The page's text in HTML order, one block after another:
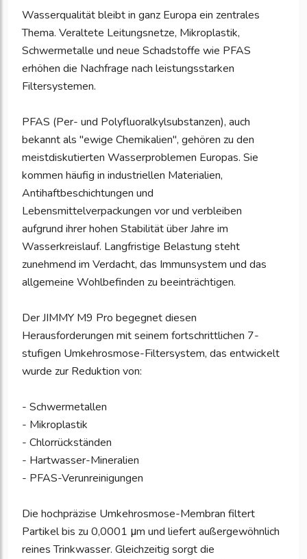
Wasserqualität bleibt in ganz Europa ein zentrales
Thema. Veraltete Leitungsnetze, Mikroplastik,
Schwermetalle und neue Schadstoffe wie PFAS
erhöhen die Nachfrage nach leistungsstarken
Filtersystemen.
PFAS (Per- und Polyfluoralkylsubstanzen), auch
bekannt als "ewige Chemikalien", gehören zu den
meistdiskutierten Wasserproblemen Europas. Sie
kommen häufig in industriellen Materialien,
Antihaftbeschichtungen und
Lebensmittelverpackungen vor und verbleiben
aufgrund ihrer hohen Stabilität über Jahre im
Wasserkreislauf. Langfristige Belastung steht
zunehmend im Verdacht, das Immunsystem und das
allgemeine Wohlbefinden zu beeinträchtigen.
Der JIMMY M9 Pro begegnet diesen
Herausforderungen mit seinem fortschrittlichen 7-
stufigen Umkehrosmose-Filtersystem, das entwickelt
wurde zur Reduktion von:
- Schwermetallen
- Mikroplastik
- Chlorrückständen
- Hartwasser-Mineralien
- PFAS-Verunreinigungen
Die hochpräzise Umkehrosmose-Membran filtert
Partikel bis zu 0,0001 μm und liefert außergewöhnlich
reines Trinkwasser. Gleichzeitig sorgt die